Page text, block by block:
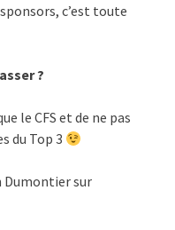
c’est toute
?
le CFS et de ne pas
du Top 3
Dumontier sur